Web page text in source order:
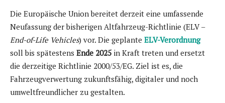
Die Europäische Union bereitet derzeit eine umfassende
Neufassung der bisherigen Altfahrzeug-Richtlinie (ELV –
End-of-Life Vehicles) vor. Die geplante ELV-Verordnung
soll bis spätestens Ende 2025 in Kraft treten und ersetzt
die derzeitige Richtlinie 2000/53/EG. Ziel ist es, die
Fahrzeugverwertung zukunftsfähig, digitaler und noch
umweltfreundlicher zu gestalten.